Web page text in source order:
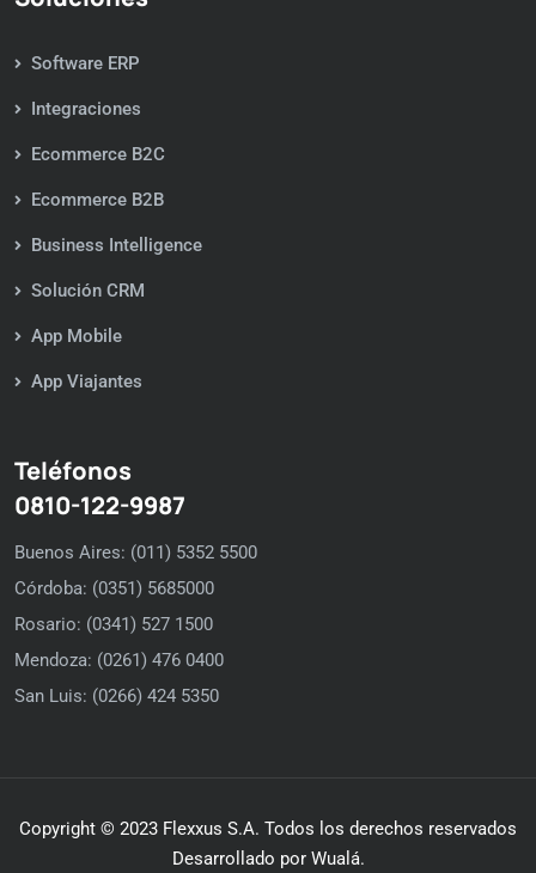
Software ERP
Integraciones
Ecommerce B2C
Ecommerce B2B
Business Intelligence
Solución CRM
App Mobile
App Viajantes
Teléfonos
0810-122-9987
Buenos Aires: (011) 5352 5500
Córdoba: (0351) 5685000
Rosario: (0341) 527 1500
Mendoza: (0261) 476 0400
San Luis: (0266) 424 5350
Copyright © 2023 Flexxus S.A. Todos los derechos reservados
Desarrollado por Wualá.